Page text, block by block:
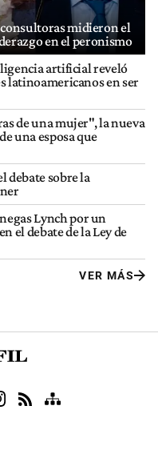
midieron el
en el peronismo
artificial reveló
latinoamericanos en ser
de una mujer", la nueva
una esposa que
debate sobre la
Lynch por un
el debate de la Ley de
VER MÁS